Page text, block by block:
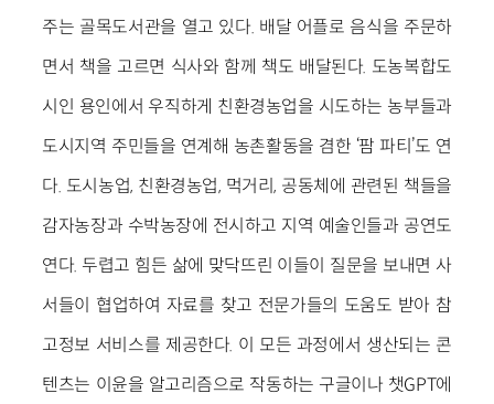
주는 골목도서관을 열고 있다. 배달 어플로 음식을 주문하
면서 책을 고르면 식사와 함께 책도 배달된다. 도농복합도
시인 용인에서 우직하게 친환경농업을 시도하는 농부들과
도시지역 주민들을 연계해 농촌활동을 겸한 ‘팜 파티’도 연
다. 도시농업, 친환경농업, 먹거리, 공동체에 관련된 책들을
감자농장과 수박농장에 전시하고 지역 예술인들과 공연도
연다. 두렵고 힘든 삶에 맞닥뜨린 이들이 질문을 보내면 사
서들이 협업하여 자료를 찾고 전문가들의 도움도 받아 참
고정보 서비스를 제공한다. 이 모든 과정에서 생산되는 콘
텐츠는 이윤을 알고리즘으로 작동하는 구글이나 챗GPT에